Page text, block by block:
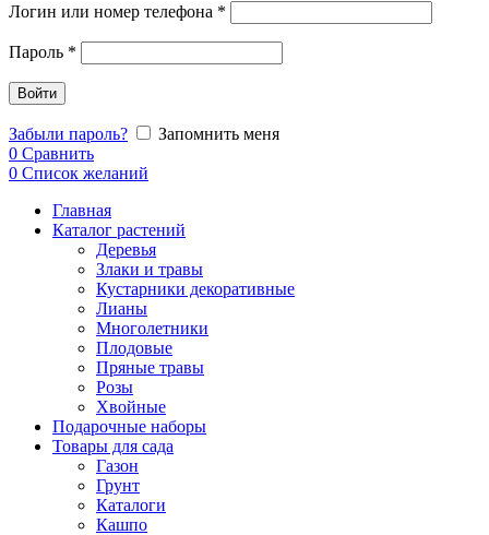
Логин или номер телефона *
Пароль *
Войти
Забыли пароль?
Запомнить меня
0 Сравнить
0 Список желаний
Главная
Каталог растений
Деревья
Злаки и травы
Кустарники декоративные
Лианы
Многолетники
Плодовые
Пряные травы
Розы
Хвойные
Подарочные наборы
Товары для сада
Газон
Грунт
Каталоги
Кашпо